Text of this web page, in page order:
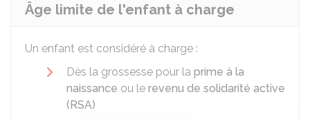
Âge limite de l'enfant à charge
Un enfant est considéré à charge :
Dès la grossesse pour la prime à la
naissance ou le revenu de solidarité active
(RSA)